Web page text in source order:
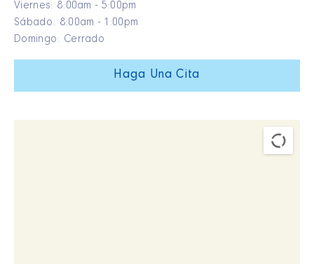
Viernes: 8:00am - 5:00pm
Sábado: 8:00am - 1:00pm
Domingo: Cerrado
Haga Una Cita